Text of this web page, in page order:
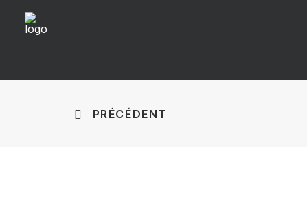
PRÉCÉDENT